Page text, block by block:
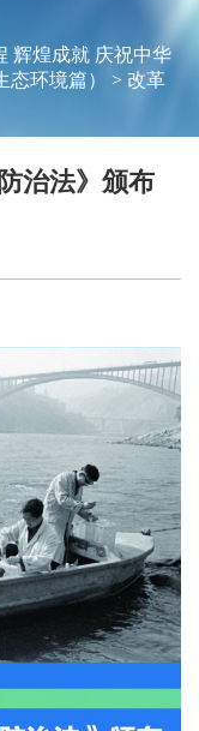
辉煌成就 庆祝中华
环境篇）
> 改革
治法》颁布